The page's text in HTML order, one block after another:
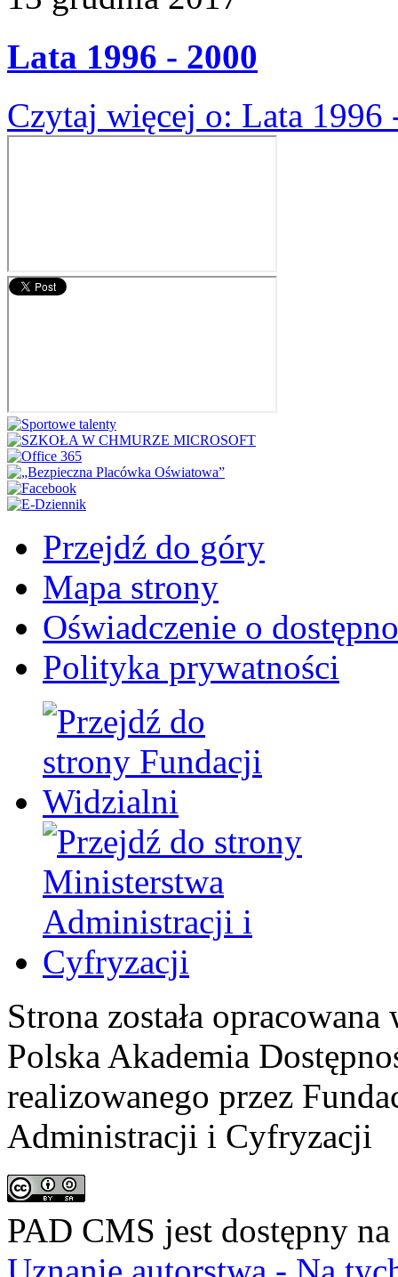
Lata 1996 - 2000
Czytaj więcej o: Lata 1996
Przejdź do góry
Mapa strony
Oświadczenie o
Polityka prywatności
Strona została
Polska Akademia
realizowanego przez
Administracji i Cyfryzacji
PAD CMS jest dostępny na